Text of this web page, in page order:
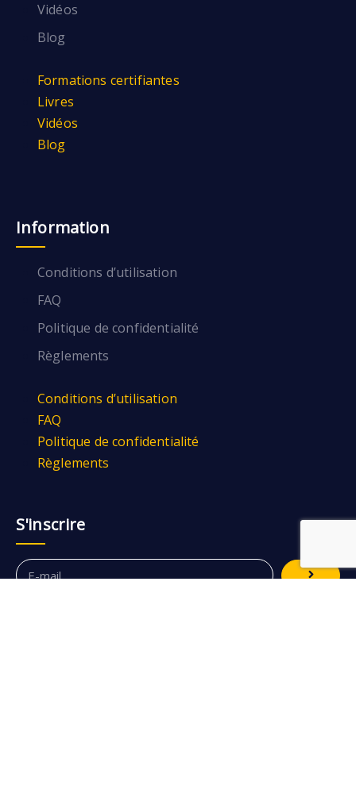
Vidéos
Blog
Formations certifiantes
Livres
Vidéos
Blog
Information
Conditions d’utilisation
FAQ
Politique de confidentialité
Règlements
Conditions d’utilisation
FAQ
Politique de confidentialité
Règlements
S'inscrire